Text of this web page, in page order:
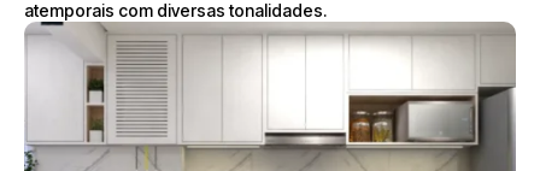
atemporais com diversas tonalidades.